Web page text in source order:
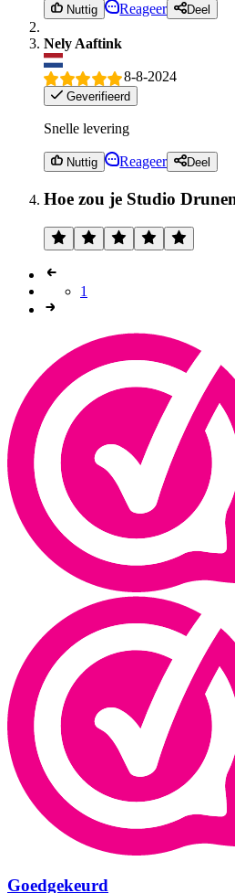
Nuttig Reageer Deel
Nely Aaftink
8-8-2024
Geverifieerd
Snelle levering
Nuttig Reageer Deel
Hoe zou je Studio
1
Goedgekeurd